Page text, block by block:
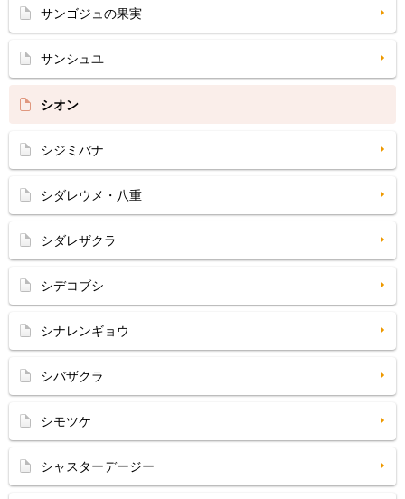
サンゴジュの果実
サンシュユ
シオン
シジミバナ
シダレウメ・八重
シダレザクラ
シデコブシ
シナレンギョウ
シバザクラ
シモツケ
シャスターデージー